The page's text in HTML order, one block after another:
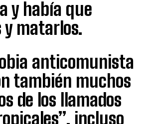
y había que
y matarlos.
anticomunista
también muchos
de los llamados
incluso